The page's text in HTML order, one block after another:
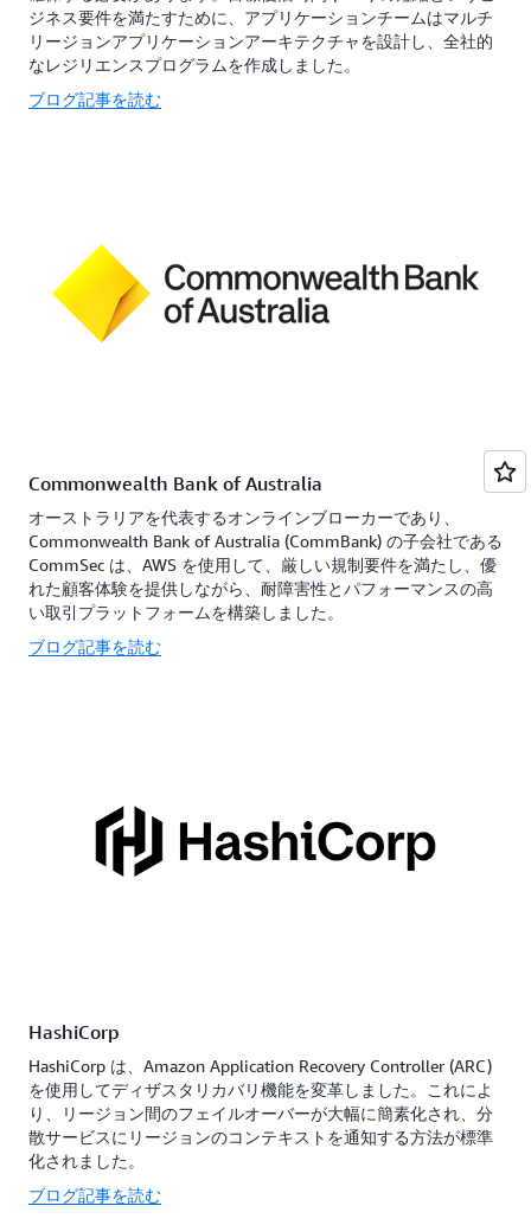
ジネス要件を満たすために、アプリケーションチームはマルチ
リージョンアプリケーションアーキテクチャを設計し、全社的
なレジリエンスプログラムを作成しました。
ブログ記事を読む
Commonwealth Bank of Australia
オーストラリアを代表するオンラインブローカーであり、
Commonwealth Bank of Australia (CommBank) の子会社である
CommSec は、AWS を使用して、厳しい規制要件を満たし、優
れた顧客体験を提供しながら、耐障害性とパフォーマンスの高
い取引プラットフォームを構築しました。
ブログ記事を読む
HashiCorp
HashiCorp は、Amazon Application Recovery Controller (ARC)
を使用してディザスタリカバリ機能を変革しました。これによ
り、リージョン間のフェイルオーバーが大幅に簡素化され、分
散サービスにリージョンのコンテキストを通知する方法が標準
化されました。
ブログ記事を読む